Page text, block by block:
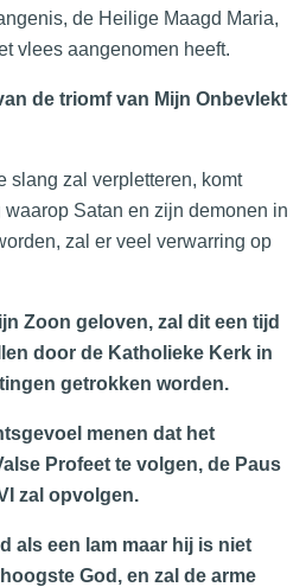
de Heilige Maagd Maria,
vlees aangenomen heeft.
de triomf van Mijn Onbevlekt
slang zal verpletteren, komt
Satan en zijn demonen in
zal er veel verwarring op
Zoon geloven, zal dit een tijd
door de Katholieke Kerk in
getrokken worden.
menen dat het
Profeet te volgen, de Paus
zal opvolgen.
als een lam maar hij is niet
God, en zal de arme